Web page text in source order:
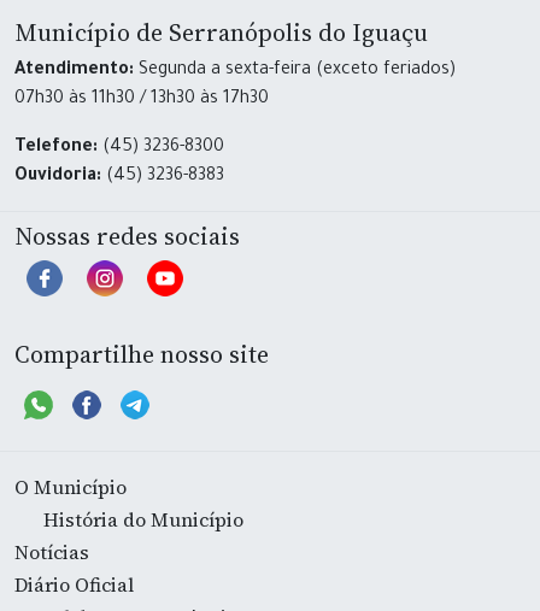
Município de Serranópolis do Iguaçu
Atendimento: Segunda a sexta-feira (exceto feriados)
07h30 às 11h30 / 13h30 às 17h30
Telefone: (45) 3236-8300
Ouvidoria: (45) 3236-8383
Nossas redes sociais
Compartilhe nosso site
O Município
História do Município
Notícias
Diário Oficial